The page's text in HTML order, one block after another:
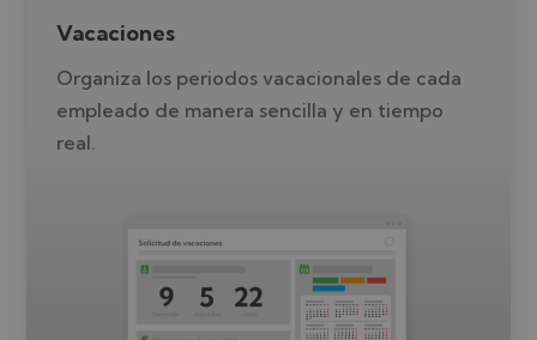
Vacaciones
Organiza los periodos vacacionales de cada
empleado de manera sencilla y en tiempo
real.